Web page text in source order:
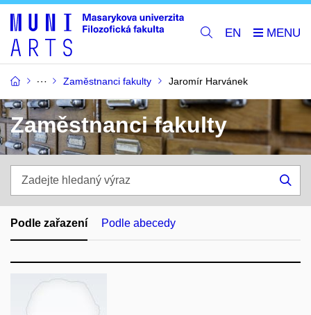
EN
Zaměstnanci fakulty Jaromír Harvánek
Zaměstnanci fakulty
hledaný
výraz
Podle zařazení Podle abecedy